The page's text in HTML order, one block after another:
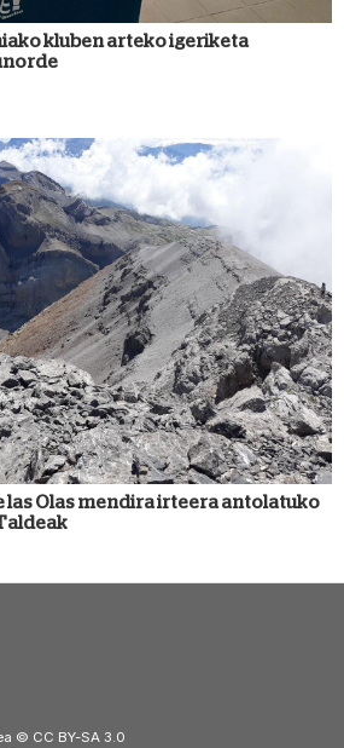
kluben arteko igeriketa
las Olas mendira irteera antolatuko
© CC BY-SA 3.0